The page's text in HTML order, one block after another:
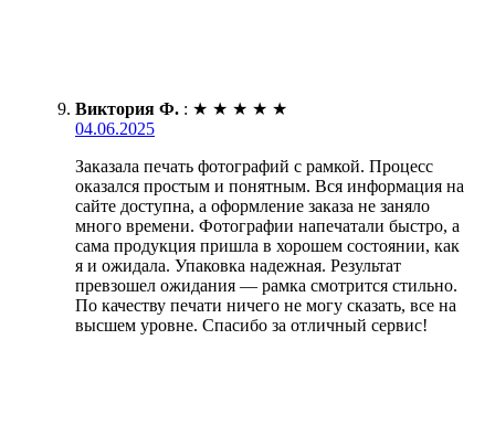
Виктория Ф. : ★ ★ ★ ★ ★
04.06.2025
Заказала печать фотографий с рамкой. Процесс
оказался простым и понятным. Вся информация на
сайте доступна, а оформление заказа не заняло
много времени. Фотографии напечатали быстро, а
сама продукция пришла в хорошем состоянии, как
я и ожидала. Упаковка надежная. Результат
превзошел ожидания — рамка смотрится стильно.
По качеству печати ничего не могу сказать, все на
высшем уровне. Спасибо за отличный сервис!